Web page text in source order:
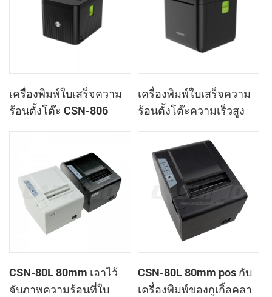
เครื่องพิมพ์ใบเสร็จความ
ร้อนตั้งโต๊ะ CSN-806
เครื่องพิมพ์ใบเสร็จความ
ร้อนตั้งโต๊ะความเร็วสูง
นิ้ว สำหรับระบบ POS และ
อาหารสำหรับซื้อกลับบ้าน
CSN-80L 80mm เอาไว้
จับภาพความร้อนที่ใบ
CSN-80L 80mm pos กับ
เครื่องพิมพ์ของกูเกิ้ลคลา